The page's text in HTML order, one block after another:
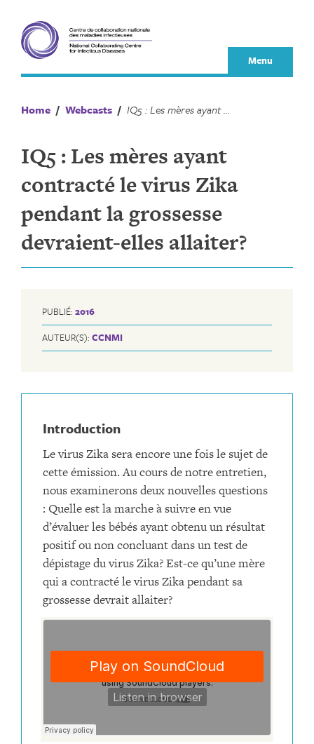
content
Menu
Home / Webcasts / IQ5 : Les mères ayant contracté le virus Zika pendant la grossesse devraient-elles allaiter?
IQ5 : Les mères ayant
contracté le virus Zika
pendant la grossesse
devraient-elles allaiter?
PUBLIÉ: 2016
AUTEUR(S): CCNMI
Introduction
Le virus Zika sera encore une fois le sujet de
cette émission. Au cours de notre entretien,
nous examinerons deux nouvelles questions
: Quelle est la marche à suivre en vue
d’évaluer les bébés ayant obtenu un résultat
positif ou non concluant dans un test de
dépistage du virus Zika? Est-ce qu’une mère
qui a contracté le virus Zika pendant sa
grossesse devrait allaiter?